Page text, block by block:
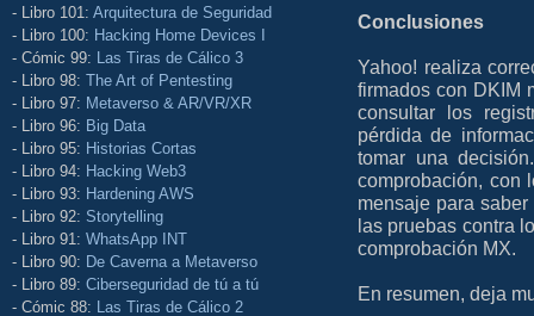
- Libro 101: Arquitectura de Seguridad
- Libro 100: Hacking Home Devices I
- Cómic 99: Las Tiras de Cálico 3
- Libro 98: The Art of Pentesting
- Libro 97: Metaverso & AR/VR/XR
- Libro 96: Big Data
- Libro 95: Historias Cortas
- Libro 94: Hacking Web3
- Libro 93: Hardening AWS
- Libro 92: Storytelling
- Libro 91: WhatsApp INT
- Libro 90: De Caverna a Metaverso
- Libro 89: Ciberseguridad de tú a tú
- Cómic 88: Las Tiras de Cálico 2
Conclusiones
Yahoo! realiza
firmados con DKIM
consultar los
pérdida de
tomar una
comprobación, con
mensaje para
las pruebas contra
comprobación MX.
En resumen, deja